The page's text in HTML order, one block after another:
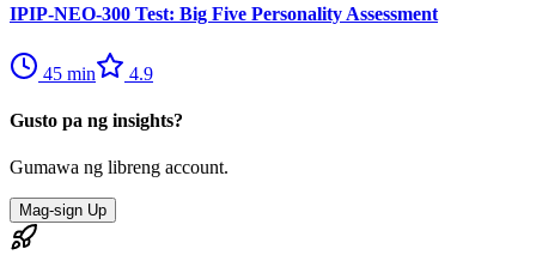
IPIP-NEO-300 Test: Big Five Personality Assessment
45 min 4.9
Gusto pa ng insights?
Gumawa ng libreng account.
Mag-sign Up